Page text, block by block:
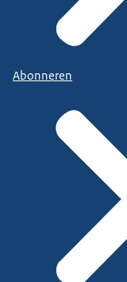
Abonneren